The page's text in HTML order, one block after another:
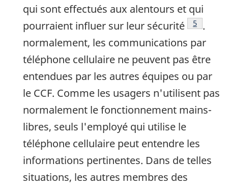
qui sont effectués aux alentours et qui
pourraient influer sur leur sécurité
Note de
5 .
normalement, les communications par
téléphone cellulaire ne peuvent pas être
entendues par les autres équipes ou par
le CCF. Comme les usagers n'utilisent pas
normalement le fonctionnement mains-
libres, seuls l'employé qui utilise le
téléphone cellulaire peut entendre les
informations pertinentes. Dans de telles
situations, les autres membres des